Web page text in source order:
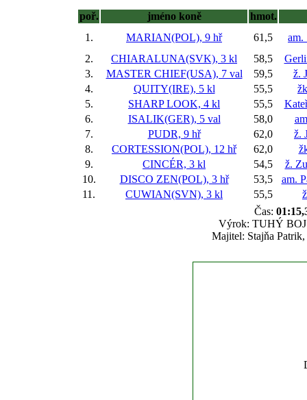
poř. jméno koně
hmot.
1.
MARIAN(POL), 9 hř 61,5
am.
2.
CHIARALUNA(SVK), 3 kl 58,5
3.
MASTER CHIEF(USA), 7 val 59,5
ž.
4.
QUITY(IRE), 5 kl 55,5
5.
SHARP LOOK, 4 kl 55,5
6.
ISALIK(GER), 5 val 58,0
7.
PUDR, 9 hř 62,0
ž.
8.
CORTESSION(POL), 12 hř 62,0
9.
CINCÉR, 3 kl 54,5
ž.
10.
DISCO ZEN(POL), 3 hř 53,5
am.
11.
CUWIAN(SVN), 3 kl 55,5
Čas:
Výrok: TUHÝ BOJ
Majitel: Stajňa